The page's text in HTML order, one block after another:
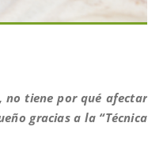
no tiene por qué afectar
gracias a la “Técnica